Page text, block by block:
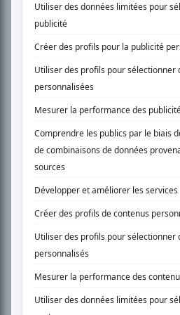
SUR LE RÉSEAU BIZZ MÉDIA
PLAN DU SITE
Accueil
Liste des oeuvres
Liste des comédiens
Recherche avancée
À propos
Nous contacter
Termes et conditions